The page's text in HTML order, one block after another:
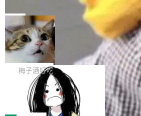
级应用，企业在规模化落地过程中，对安
可控性和代码质量提出了更高要求。 首先
安全与合规要求。对于大多数普通研发场
有云模型能够满足快速试用和效率提升的
但对于金融、能源、医疗等对数据安全要
AI算力网关（AI创新平台）成功入选！ 随
各业的Agent走向规模化建设，算力构成
渐丰富，用户关注的重点也在发生变化：
让AI用起来，还要进一步看清混合算力时
Token花在哪里、算力是否被充分利用，
续增长的AI成本该如何优化。 深信服AI算
正是围绕这些实际问题，从Token治理和
理两个方面，让用户的每一份算力都看得
得住、用得稳、省得下、更安全！ 一、从
始，Token使用一目...
束，一个实验室的开始
Google 员工编号 20。MapReduce 作者
Bigtable 作者之一。TensorFlow 的作者
Gemini 的架构师。Google 首席科学家。
ean 在 Google 工作了 27 年后，宣布离
不是一个人走。一同离开的还有 Sanjay
wat（Google 员工编号 23，Jeff Dean
年的编程搭档，MapReduce 和 Bigtable
作者）、Quoc Le（Google 大脑核心成员
q2Seq 和 DocAI 的共同发明人）以及
局
🔥 SolonCode v2026.8.4 发布：界面
字体可调、22 种语言、记忆搜索增强
打开终端就能上岗的全中文编码智能体，
把「看得清、用母语、记得住」三件事一
齐。 SolonCode 是什么 SolonCode 是杭
耳科技研发的企业级终端编码智能体——
中文驱动的数字员工，自主理解需求、规
梅子酒好吃
让“代码语义理解”深度释放AI Coding
价值潜能：华为云码道（CodeArts）
一、代码仓深度理解技术的作用与价值 在